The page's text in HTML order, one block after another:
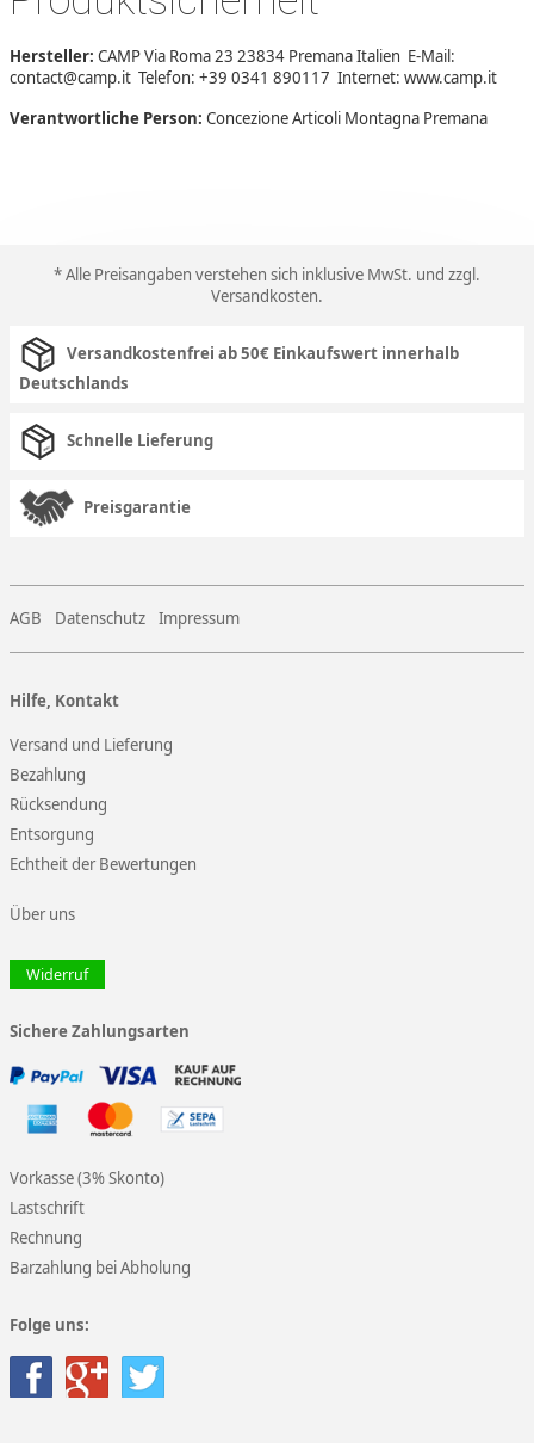
Hersteller: CAMP Via Roma 23 23834 Premana Italien E-Mail:
contact@camp.it Telefon: +39 0341 890117 Internet: www.camp.it
Verantwortliche Person: Concezione Articoli Montagna Premana
* Alle Preisangaben verstehen sich inklusive MwSt. und zzgl.
Versandkosten.
Versandkostenfrei ab 50€ Einkaufswert innerhalb
Deutschlands
Schnelle Lieferung
Preisgarantie
AGB Datenschutz Impressum
Hilfe, Kontakt
Versand und Lieferung
Bezahlung
Rücksendung
Entsorgung
Echtheit der Bewertungen
Über uns
Widerruf
Sichere Zahlungsarten
Vorkasse (3% Skonto)
Lastschrift
Rechnung
Barzahlung bei Abholung
Folge uns: